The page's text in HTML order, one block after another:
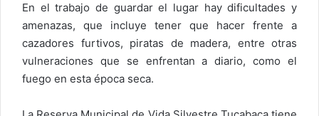
En el trabajo de guardar el lugar hay dificultades y
amenazas, que incluye tener que hacer frente a
cazadores furtivos, piratas de madera, entre otras
vulneraciones que se enfrentan a diario, como el
fuego en esta época seca.